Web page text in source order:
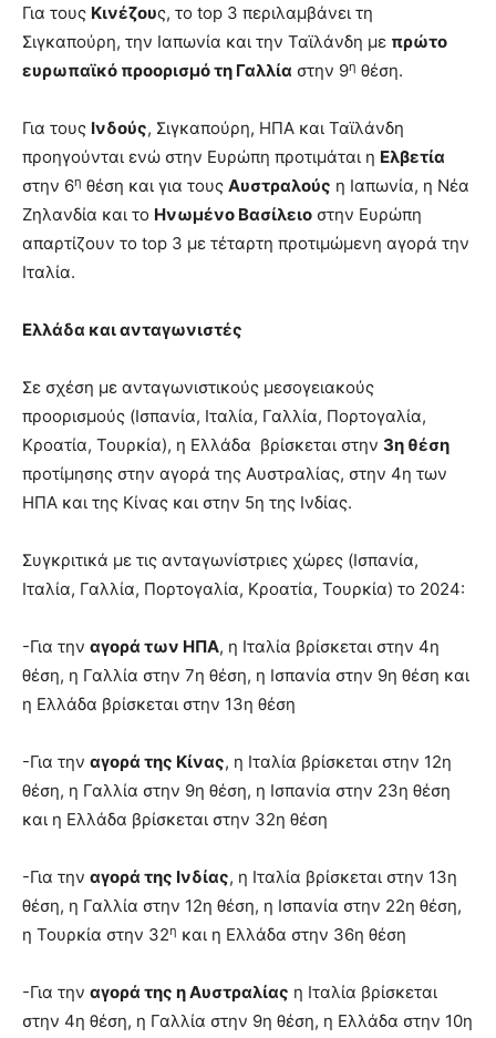
Για τους Κινέζους, το top 3 περιλαμβάνει τη
Σιγκαπούρη, την Ιαπωνία και την Ταϊλάνδη με πρώτο
ευρωπαϊκό προορισμό τη Γαλλία στην 9η θέση.
Για τους Ινδούς, Σιγκαπούρη, ΗΠΑ και Ταϊλάνδη
προηγούνται ενώ στην Ευρώπη προτιμάται η Ελβετία
στην 6η θέση και για τους Αυστραλούς η Ιαπωνία, η Νέα
Ζηλανδία και το Ηνωμένο Βασίλειο στην Ευρώπη
απαρτίζουν το top 3 με τέταρτη προτιμώμενη αγορά την
Ιταλία.
Ελλάδα και ανταγωνιστές
Σε σχέση με ανταγωνιστικούς μεσογειακούς
προορισμούς (Ισπανία, Ιταλία, Γαλλία, Πορτογαλία,
Κροατία, Τουρκία), η Ελλάδα βρίσκεται στην 3η θέση
προτίμησης στην αγορά της Αυστραλίας, στην 4η των
ΗΠΑ και της Κίνας και στην 5η της Ινδίας.
Συγκριτικά με τις ανταγωνίστριες χώρες (Ισπανία,
Ιταλία, Γαλλία, Πορτογαλία, Κροατία, Τουρκία) το 2024:
-Για την αγορά των ΗΠΑ, η Ιταλία βρίσκεται στην 4η
θέση, η Γαλλία στην 7η θέση, η Ισπανία στην 9η θέση και
η Ελλάδα βρίσκεται στην 13η θέση
-Για την αγορά της Κίνας, η Ιταλία βρίσκεται στην 12η
θέση, η Γαλλία στην 9η θέση, η Ισπανία στην 23η θέση
και η Ελλάδα βρίσκεται στην 32η θέση
-Για την αγορά της Ινδίας, η Ιταλία βρίσκεται στην 13η
θέση, η Γαλλία στην 12η θέση, η Ισπανία στην 22η θέση,
η Τουρκία στην 32η και η Ελλάδα στην 36η θέση
-Για την αγορά της η Αυστραλίας η Ιταλία βρίσκεται
στην 4η θέση, η Γαλλία στην 9η θέση, η Ελλάδα στην 10η